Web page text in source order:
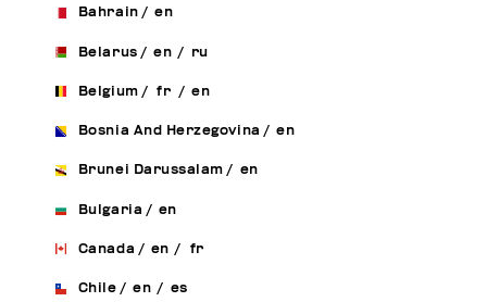
Bahrain / en
Belarus / en / ru
Belgium / fr / en
Bosnia And Herzegovina / en
Brunei Darussalam / en
Bulgaria / en
Canada / en / fr
Chile / en / es